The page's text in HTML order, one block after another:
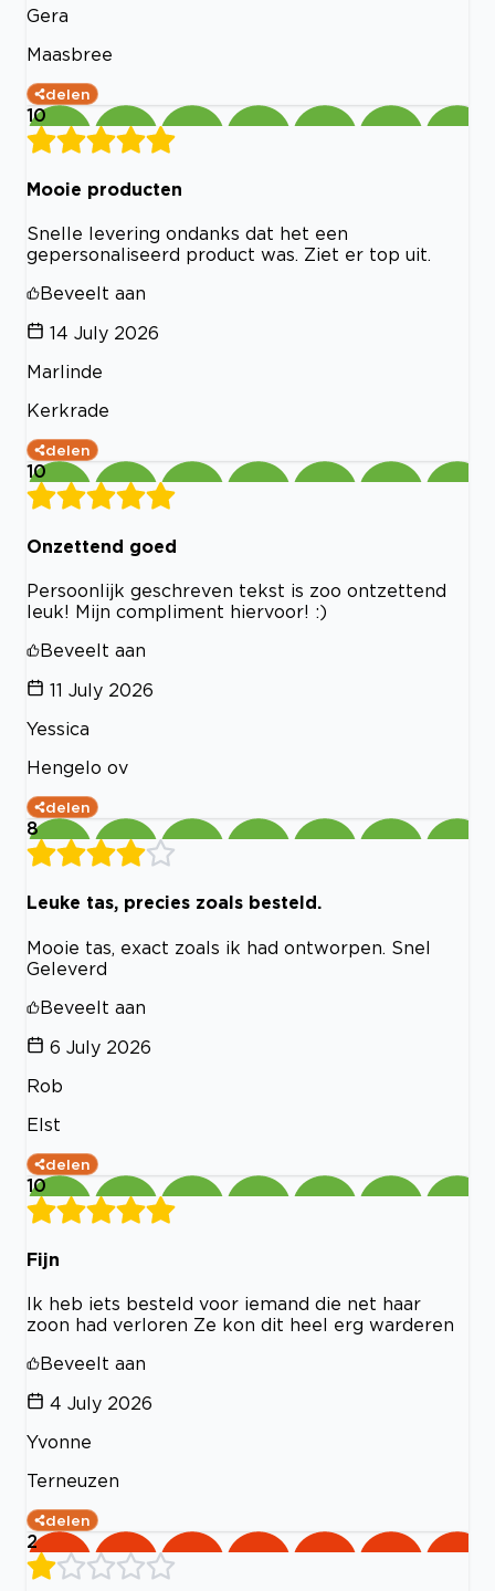
Gera
Maasbree
delen
10
Mooie producten
Snelle levering ondanks dat het een
gepersonaliseerd product was. Ziet er top uit.
Beveelt aan
14 July 2026
Marlinde
Kerkrade
delen
10
Onzettend goed
Persoonlijk geschreven tekst is zoo ontzettend
leuk! Mijn compliment hiervoor! :)
Beveelt aan
11 July 2026
Yessica
Hengelo ov
delen
8
Leuke tas, precies zoals besteld.
Mooie tas, exact zoals ik had ontworpen. Snel
Geleverd
Beveelt aan
6 July 2026
Rob
Elst
delen
10
Fijn
Ik heb iets besteld voor iemand die net haar
zoon had verloren Ze kon dit heel erg warderen
Beveelt aan
4 July 2026
Yvonne
Terneuzen
delen
2